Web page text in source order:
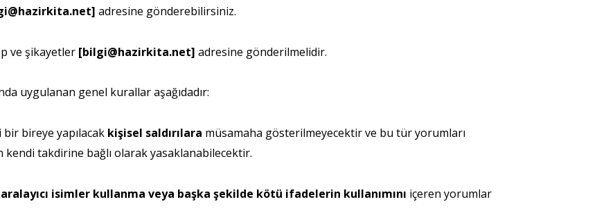
adresine gönderebilirsiniz.
ve şikayetler [bilgi@hazirkita.net] adresine gönderilmelidir.
uygulanan genel kurallar aşağıdadır:
bir bireye yapılacak kişisel saldırılara müsamaha gösterilmeyecektir ve bu tür yorumları
kendi takdirine bağlı olarak yasaklanabilecektir.
isimler kullanma veya başka şekilde kötü ifadelerin kullanımını içeren yorumlar